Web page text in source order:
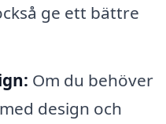
ge ett bättre
Om du behöver
design och